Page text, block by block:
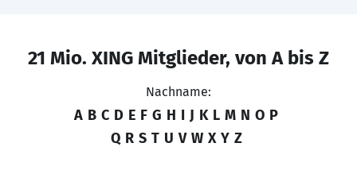
21 Mio. XING Mitglieder, von A bis Z
Nachname:
A B C D E F G H I J K L M N O P
Q R S T U V W X Y Z